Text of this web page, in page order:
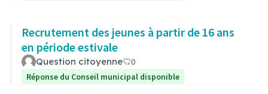
Recrutement des jeunes à partir de 16 ans
en période estivale
Question citoyenne
0
Réponse du Conseil municipal disponible